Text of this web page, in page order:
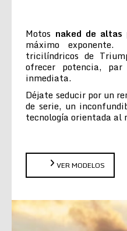
Motos naked de altas
máximo exponente.
tricilíndricos de
ofrecer potencia,
inmediata.
Déjate seducir por un
de serie, un
tecnología orientada al
VER MODELOS